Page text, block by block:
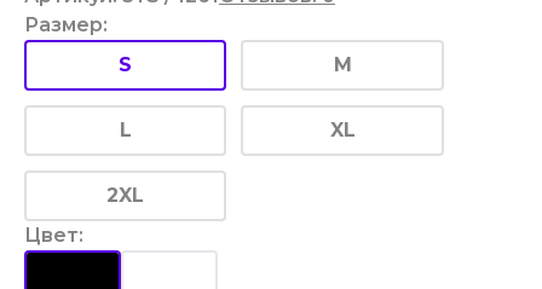
Размер:
S
M
L XL
2XL
Цвет: